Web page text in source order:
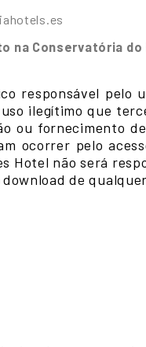
na Conservatória
responsável pelo
ilegítimo que
ou fornecimento
ocorrer pelo
Hotel não será
download de